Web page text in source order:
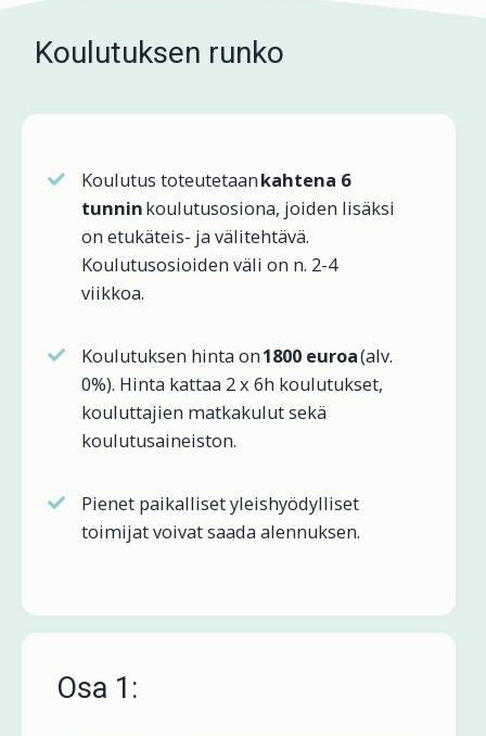
Koulutuksen runko
Koulutus toteutetaankahtena 6
tunninkoulutusosiona, joiden lisäksi
on etukäteis- ja välitehtävä.
Koulutusosioiden väli on n. 2-4
viikkoa.
Koulutuksen hinta on1800 euroa(alv.
0%). Hinta kattaa 2 x 6h koulutukset,
kouluttajien matkakulut sekä
koulutusaineiston.
Pienet paikalliset yleishyödylliset
toimijat voivat saada alennuksen.
Osa 1: